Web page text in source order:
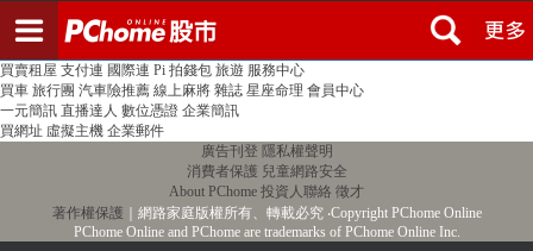
PChome首頁 線上購物 24h購物 書店
買賣租屋 支付連 國際連 Pi 拍錢包 旅遊 服務中心
買車 旅行團 汽車險推薦 線上麻將 雜誌 星座命理 會員中心
一元簡訊 直播達人 數位憑證 企業簡訊
買網址 虛擬主機 企業郵件
廣告刊登 隱私權聲明
消費者保護 兒童網路安全
About PChome 投資人聯絡 徵才
著作權保護 ｜網路家庭版權所有、轉載必究‧Copyright PChome Online
PChome Online and PChome are trademarks of PChome Online Inc.